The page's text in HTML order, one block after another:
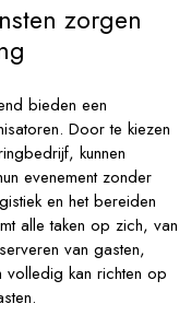
zorgen
bieden een
Door te kiezen
kunnen
evenement zonder
en het bereiden
alle taken op zich, van
van gasten,
kan richten op